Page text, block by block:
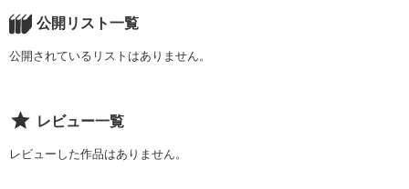
公開リスト一覧
公開されているリストはありません。
レビュー一覧
レビューした作品はありません。